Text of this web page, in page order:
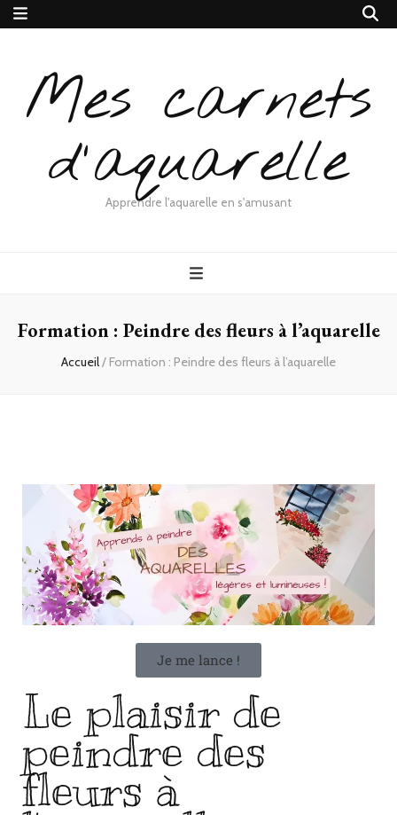
Mes carnets
d'aquarelle
Apprendre l'aquarelle en s'amusant
Formation : Peindre des fleurs à l’aquarelle
Accueil/ Formation : Peindre des fleurs à l’aquarelle
Je me lance !
Le plaisir de
peindre des
fleurs à